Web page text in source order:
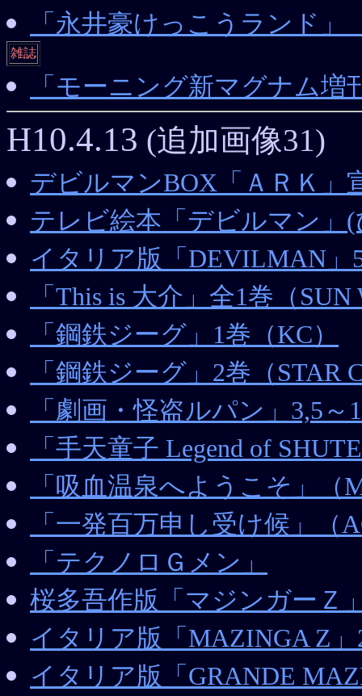
「永井豪けっこうランド
雑誌
「モーニング新マグナム増
H10.4.13 (追加画像31)
デビルマンBOX「ＡＲＫ」
テレビ絵本「デビルマン」
イタリア版「DEVILMAN」
「This is 大介」全1巻（
「鋼鉄ジーグ」1巻（KC）
「鋼鉄ジーグ」2巻（STAR
「劇画・怪盗ルパン」3,5～
「手天童子 Legend of
「吸血温泉へようこそ」（
「一発百万申し受け候」（
「テクノロＧメン」
桜多吾作版「マジンガーＺ
イタリア版「MAZINGA Z」
イタリア版「GRANDE